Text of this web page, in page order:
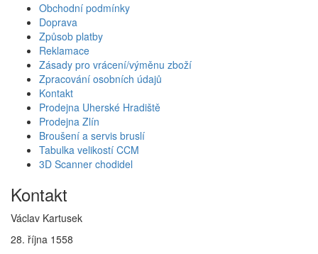
Obchodní podmínky
Doprava
Způsob platby
Reklamace
Zásady pro vrácení/výměnu zboží
Zpracování osobních údajů
Kontakt
Prodejna Uherské Hradiště
Prodejna Zlín
Broušení a servis bruslí
Tabulka velikostí CCM
3D Scanner chodidel
Kontakt
Václav Kartusek
28. října 1558